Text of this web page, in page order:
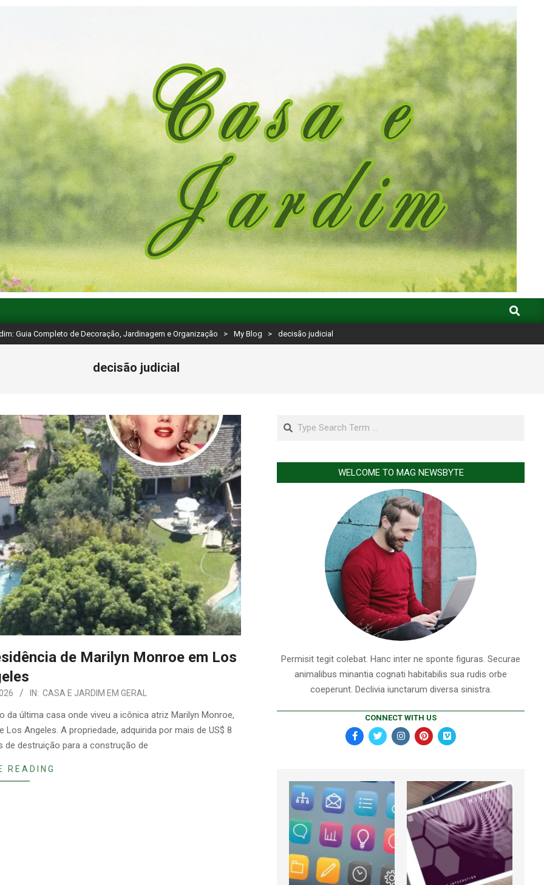
Search
Guia Completo de Decoração, Jardinagem e Organização > My Blog > decisão judicial
decisão judicial
de Marilyn Monroe em Los
IN: CASA E JARDIM EM GERAL
última casa onde viveu a icônica atriz Marilyn Monroe,
Angeles. A propriedade, adquirida por mais de US$ 8
de destruição para a construção de
READING
Search
WELCOME TO MAG NEWSBYTE
Permisit tegit colebat. Hanc inter ne sponte figuras. Securae
animalibus minantia cognati habitabilis sua rudis orbe
coeperunt. Declivia iunctarum diversa sinistra.
CONNECT WITH US